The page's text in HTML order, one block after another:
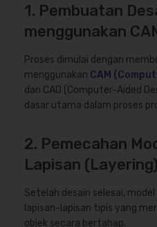
1. Pembuatan
menggunakan
Proses dimulai dengan
menggunakan CAM
dan CAD (Computer-Aided
dasar utama dalam proses
2. Pemecahan
Lapisan (Layering)
Setelah desain selesai,
lapisan-lapisan tipis yang
objek secara bertahap.